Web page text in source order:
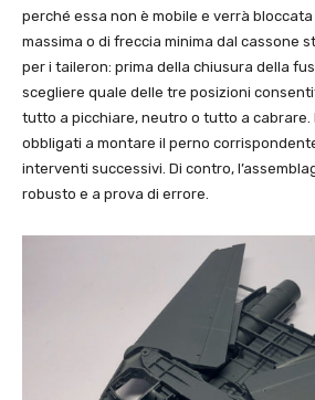
perché essa non è mobile e verrà
massima o di freccia minima dal cassone
per i taileron: prima della chiusura della
scegliere quale delle tre posizioni
tutto a picchiare, neutro o tutto a cabrare.
obbligati a montare il perno
interventi successivi. Di contro,
robusto e a prova di errore.